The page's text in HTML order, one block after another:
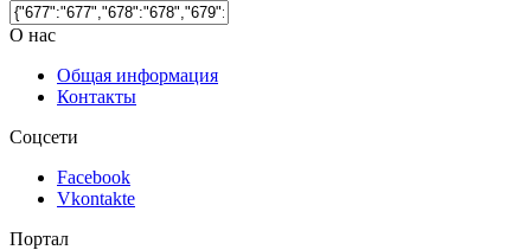
О нас
Общая информация
Контакты
Соцсети
Facebook
Vkontakte
Портал